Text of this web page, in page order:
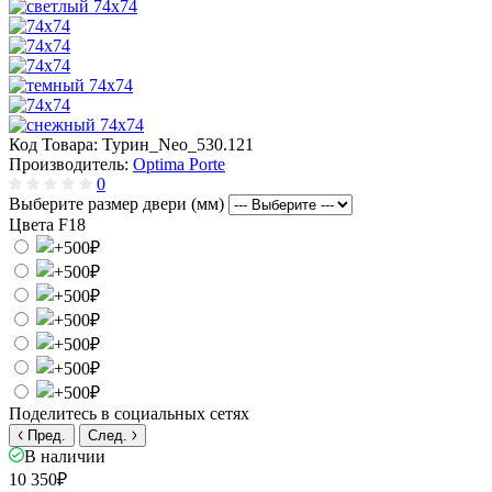
Код Товара: Турин_Neo_530.121
Производитель: Optima Porte
0
Выберите размер двери (мм)
Цвета F18
Поделитесь в социальных сетях
Пред. След.
В наличии
10 350₽